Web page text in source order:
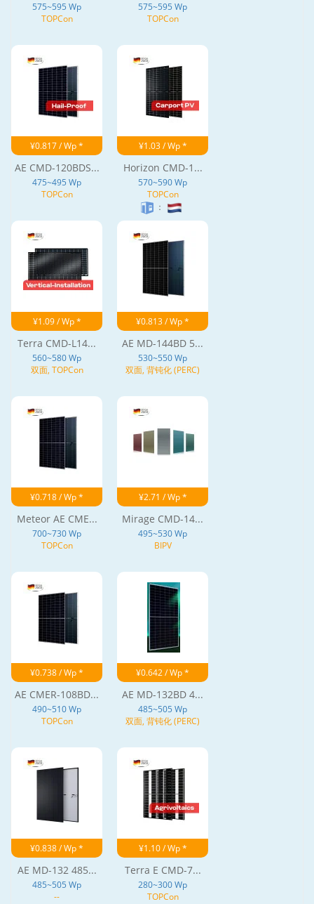
575~595 Wp
TOPCon
575~595 Wp
TOPCon
¥0.817 / Wp *
AE CMD-120BDS...
475~495 Wp
TOPCon
¥1.03 / Wp *
Horizon CMD-1...
570~590 Wp
TOPCon
：
¥1.09 / Wp *
Terra CMD-L14...
560~580 Wp
双面, TOPCon
¥0.813 / Wp *
AE MD-144BD 5...
530~550 Wp
双面, 背钝化 (PERC)
¥0.718 / Wp *
Meteor AE CME...
700~730 Wp
TOPCon
¥2.71 / Wp *
Mirage CMD-14...
495~530 Wp
BIPV
¥0.738 / Wp *
AE CMER-108BD...
490~510 Wp
TOPCon
¥0.642 / Wp *
AE MD-132BD 4...
485~505 Wp
双面, 背钝化 (PERC)
¥0.838 / Wp *
AE MD-132 485...
485~505 Wp
--
¥1.10 / Wp *
Terra E CMD-7...
280~300 Wp
TOPCon